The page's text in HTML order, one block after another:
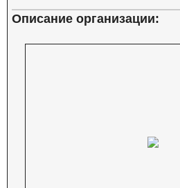
Описание организации: